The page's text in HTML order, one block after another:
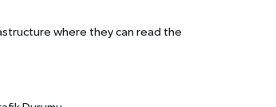
where they can read the